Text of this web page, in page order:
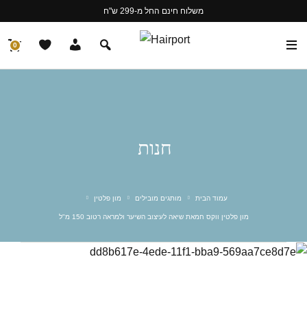
משלוח חינם החל מ-299 ש"ח
0
חנות
עמוד הבית מותגים מובילים מון פלטין
מון פלטין ווקס חמאת שיאה לעיצוב השיער ולמראה רטוב 150 מ"ל